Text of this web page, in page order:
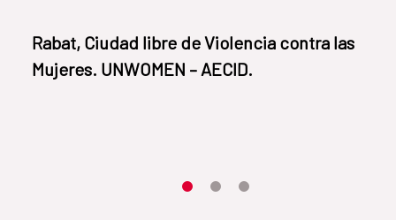
​​Rabat, Ciudad libre de Violencia contra las
Mujeres. UNWOMEN – AECID.
Item 1Item2Item3